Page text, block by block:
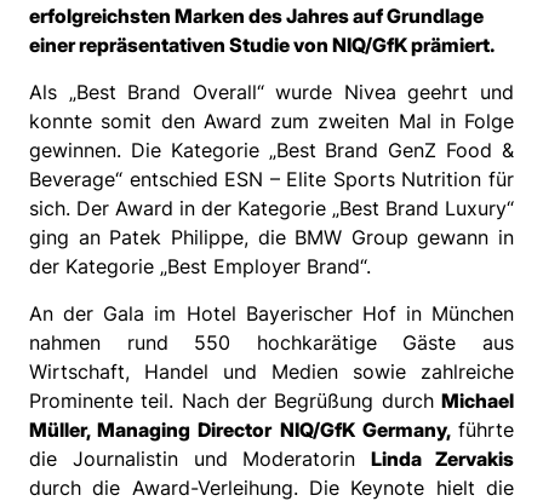
erfolgreichsten Marken des Jahres auf Grundlage
einer repräsentativen Studie von NIQ/GfK prämiert.
Als „Best Brand Overall“ wurde Nivea geehrt und
konnte somit den Award zum zweiten Mal in Folge
gewinnen. Die Kategorie „Best Brand GenZ Food &
Beverage“ entschied ESN – Elite Sports Nutrition für
sich. Der Award in der Kategorie „Best Brand Luxury“
ging an Patek Philippe, die BMW Group gewann in
der Kategorie „Best Employer Brand“.
An der Gala im Hotel Bayerischer Hof in München
nahmen rund 550 hochkarätige Gäste aus
Wirtschaft, Handel und Medien sowie zahlreiche
Prominente teil. Nach der Begrüßung durch Michael
Müller, Managing Director NIQ/GfK Germany, führte
die Journalistin und ModeratorinLinda Zervakis
durch die Award-Verleihung. Die Keynote hielt die